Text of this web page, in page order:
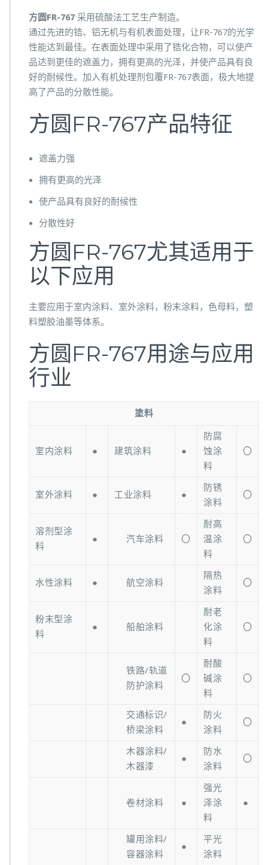
方圆FR-767 采用硫酸法工艺生产制造。
通过先进的锆、铝无机与有机表面处理，让FR-767的光学
性能达到最佳。在表面处理中采用了锆化合物，可以使产
品达到更佳的遮盖力，拥有更高的光泽，并使产品具有良
好的耐候性。加入有机处理剂包覆FR-767表面，极大地提
高了产品的分散性能。
方圆FR-767产品特征
遮盖力强
拥有更高的光泽
使产品具有良好的耐候性
分散性好
方圆FR-767尤其适用于
以下应用
主要应用于室内涂料、室外涂料，粉末涂料，色母料，塑
料塑胶油墨等体系。
方圆FR-767用途与应用
行业
塗料
室内涂料 ● 建筑涂料 ●
防腐
蚀涂
料
〇
室外涂料 ● 工业涂料 ●
防锈
涂料
〇
溶剂型涂
料
● 汽车涂料 〇
耐高
温涂
料
〇
水性涂料 ● 航空涂料
隔热
涂料
〇
粉末型涂
料
● 船舶涂料
耐老
化涂
料
〇
铁路/轨道
防护涂料
〇
耐酸
碱涂
料
〇
交通标识/
桥梁涂料
●
防火
涂料
〇
木器涂料/
木器漆
●
防水
涂料
〇
卷材涂料 ●
强光
泽涂
料
●
罐用涂料/
容器涂料
●
平光
涂料